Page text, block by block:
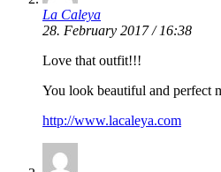
La Caleya
28. February 2017 / 16:38
Love that outfit!!!
You look beautiful and perfect
http://www.lacaleya.com